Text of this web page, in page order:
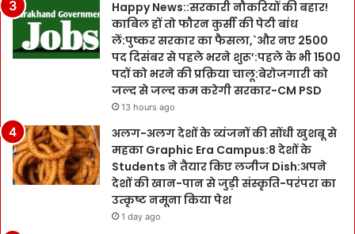
Happy News::सरकारी नौकरियों की बहार!
काबिल हों तो फौरन कुर्सी की पेटी बांध
लें:पुष्कर सरकार का फैसला,`और नए 2500
पद दिसंबर से पहले भरने शुरू’:पहले के भी 1500
पदों को भरने की प्रक्रिया चालू:बेरोजगारी को
जल्द से जल्द कम करेगी सरकार-CM PSD
13 hours ago
अलग-अलग देशों के व्यंजनों की सोंधी खुशबू से
महका Graphic Era Campus:8 देशों के
Students ने तैयार किए लजीज Dish:अपने
देशों की खान-पान से जुड़ी संस्कृति-परंपरा का
उत्कृष्ट नमूना किया पेश
1 day ago